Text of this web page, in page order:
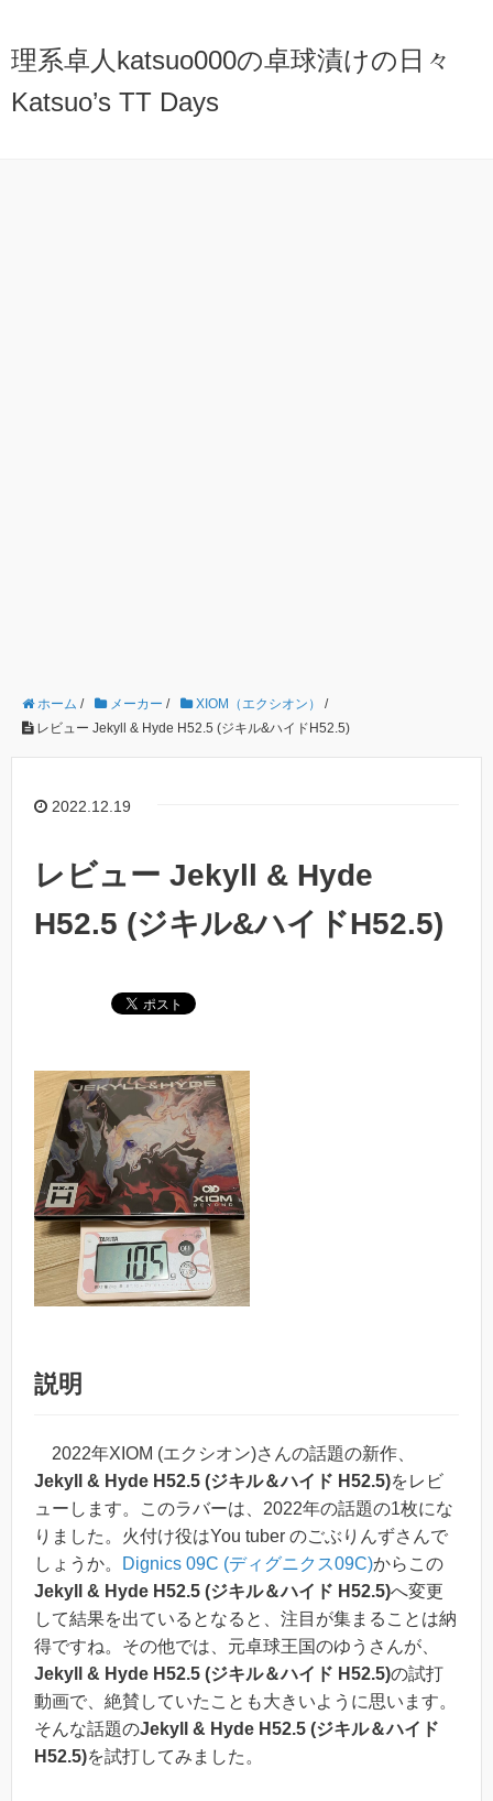
理系卓人katsuo000の卓球漬けの日々
Katsuo’s TT Days
ホーム / メーカー / XIOM（エクシオン）
/
レビュー Jekyll & Hyde H52.5 (ジキル&ハイドH52.5)
2022.12.19
レビュー Jekyll & Hyde
H52.5 (ジキル&ハイドH52.5)
説明
2022年XIOM (エクシオン)さんの話題の新作、
Jekyll & Hyde H52.5 (ジキル＆ハイド H52.5)をレビ
ューします。このラバーは、2022年の話題の1枚にな
りました。火付け役はYou tuber のごぶりんずさんで
しょうか。
Dignics 09C (ディグニクス09C)からこの
Jekyll & Hyde H52.5 (ジキル＆ハイド H52.5)へ変更
して結果を出ているとなると、注目が集まることは納
得ですね。その他では、元卓球王国のゆうさんが、
Jekyll & Hyde H52.5 (ジキル＆ハイド H52.5)の試打
動画で、絶賛していたことも大きいように思います。
そんな話題のJekyll & Hyde H52.5 (ジキル＆ハイド
H52.5)を試打してみました。